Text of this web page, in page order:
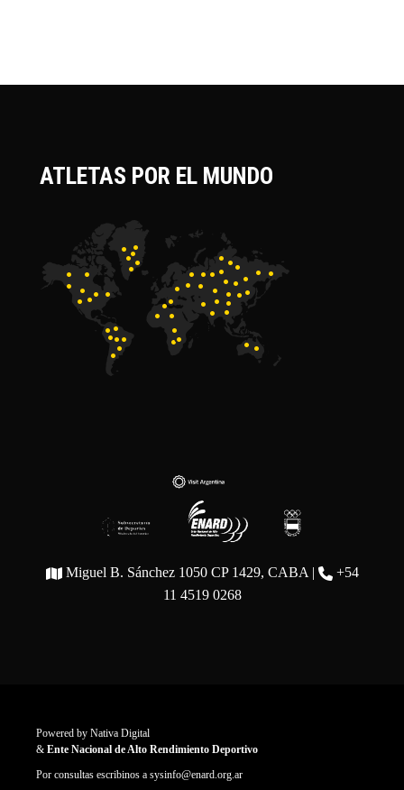
ATLETAS POR EL MUNDO
Miguel B. Sánchez 1050 CP 1429, CABA |
+54
11 4519 0268
Powered by Nativa Digital
& Ente Nacional de Alto Rendimiento Deportivo
Por consultas escribinos a sysinfo@enard.org.ar